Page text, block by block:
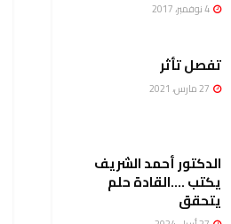
تفصل تأثر
الدكتور أحمد الشريف
يكتب ….القادة حلم
يتحقق